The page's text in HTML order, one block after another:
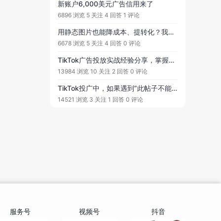
新账户6,000美元广告信用来了
6896 浏览 5 关注 4 回答 1 评论
用静态图片也能降成本、提转化？我的 TikTok Image Ads 实操小记
6678 浏览 5 关注 4 回答 0 评论
TikTok广告投放实战经验分享，掌握投流广告渠道至关重要！投流的底层逻辑是优质素材才能放量？
13984 浏览 10 关注 2 回答 0 评论
TikTok投广中，如果遇到”此帖子不能用于广告，因为它标记了多个帖子“怎么解决呢
14521 浏览 3 关注 1 回答 0 评论
服务号 视频号 抖音